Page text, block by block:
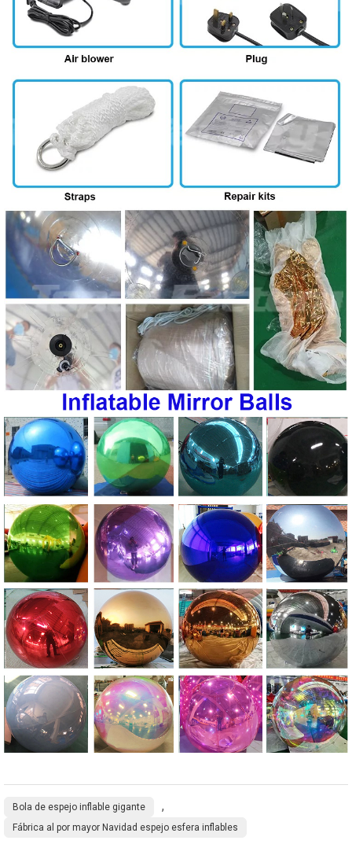
Bola de espejo inflable gigante ,
Fábrica al por mayor Navidad espejo esfera inflables